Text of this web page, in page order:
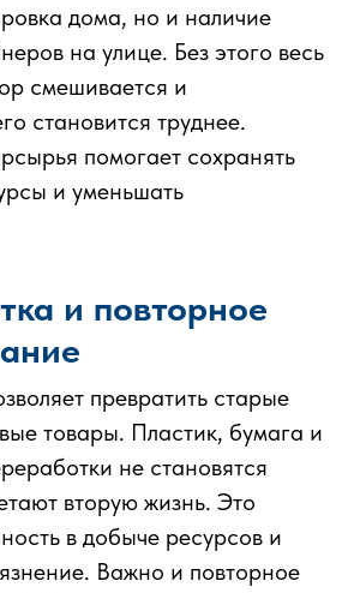
дома, но и наличие
на улице. Без этого весь
смешивается и
становится труднее.
помогает сохранять
и уменьшать
и повторное
превратить старые
товары. Пластик, бумага и
не становятся
вторую жизнь. Это
в добыче ресурсов и
Важно и повторное